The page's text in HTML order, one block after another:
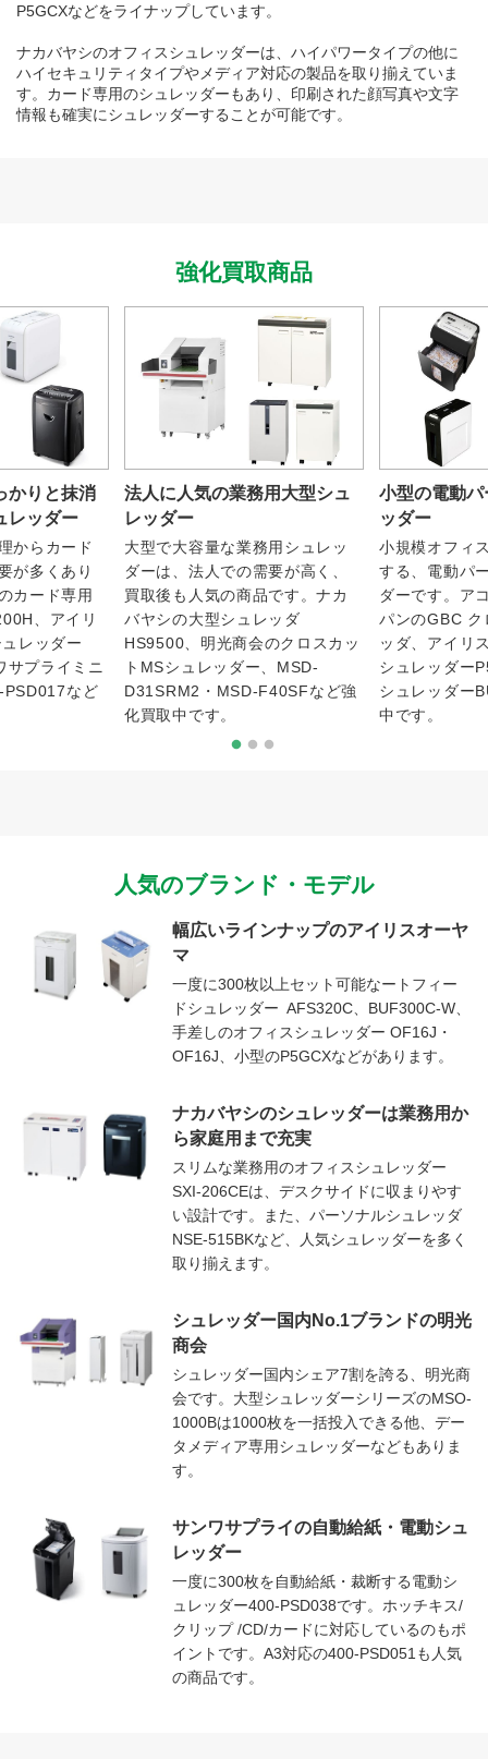
P5GCXなどをライナップしています。
ナカバヤシのオフィスシュレッダーは、ハイパワータイプの他に
ハイセキュリティタイプやメディア対応の製品を取り揃えていま
す。カード専用のシュレッダーもあり、印刷された顔写真や文字
情報も確実にシュレッダーすることが可能です。
強化買取商品
かりと抹消
レッダー
からカード
が多くあり
カード専用
、アイリ
レッダー
サプライミニ
など
法人に人気の業務用大型シュ
レッダー
大型で大容量な業務用シュレッ
ダーは、法人での需要が高く、
買取後も人気の商品です。ナカ
バヤシの大型シュレッダ
HS9500、明光商会のクロスカッ
トMSシュレッダー、MSD-
D31SRM2・MSD-F40SFなど強
化買取中です。
小型の電動
ッダー
小規模オフィ
する、電動パ
ダーです。ア
パンのGBC ク
ッダ、アイリ
シュレッダー
シュレッダー
中です。
人気のブランド・モデル
幅広いラインナップのアイリスオーヤ
マ
一度に300枚以上セット可能なートフィー
ドシュレッダー AFS320C、BUF300C-W、
手差しのオフィスシュレッダー OF16J・
OF16J、小型のP5GCXなどがあります。
ナカバヤシのシュレッダーは業務用か
ら家庭用まで充実
スリムな業務用のオフィスシュレッダー
SXI-206CEは、デスクサイドに収まりやす
い設計です。また、パーソナルシュレッダ
NSE-515BKなど、人気シュレッダーを多く
取り揃えます。
シュレッダー国内No.1ブランドの明光
商会
シュレッダー国内シェア7割を誇る、明光商
会です。大型シュレッダーシリーズのMSO-
1000Bは1000枚を一括投入できる他、デー
タメディア専用シュレッダーなどもありま
す。
サンワサプライの自動給紙・電動シュ
レッダー
一度に300枚を自動給紙・裁断する電動シ
ュレッダー400-PSD038です。ホッチキス/
クリップ /CD/カードに対応しているのもポ
イントです。A3対応の400-PSD051も人気
の商品です。